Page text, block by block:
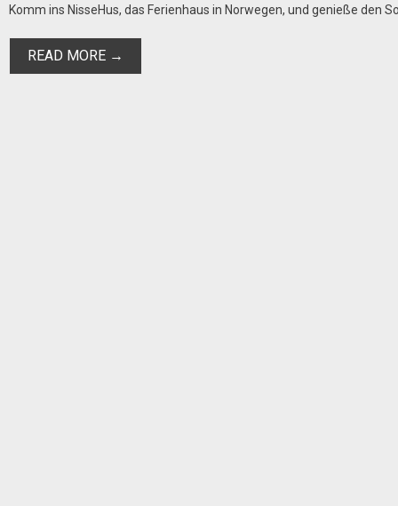
Komm ins NisseHus, das Ferienhaus in Norwegen, und genieße den
READ MORE →